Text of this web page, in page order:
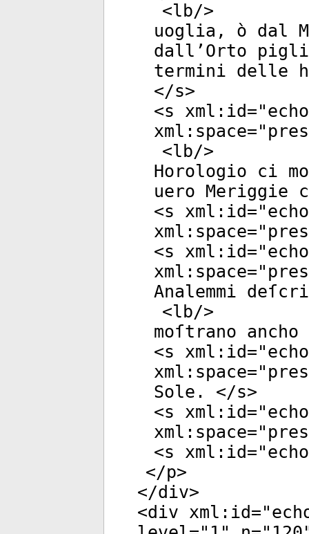
<lb/>
uoglia, ò dal
dall’Orto
termini delle
</s>
<s xml:id="
xml:space="
<lb/>
Horologio ci
uero Meriggie
<s xml:id="
xml:space="
<s xml:id="
xml:space="
Analemmi
<lb/>
moſtrano
<s xml:id="
xml:space="
Sole. </s>
<s xml:id="
xml:space="
<s xml:id="
</p>
</div>
<div xml:id="